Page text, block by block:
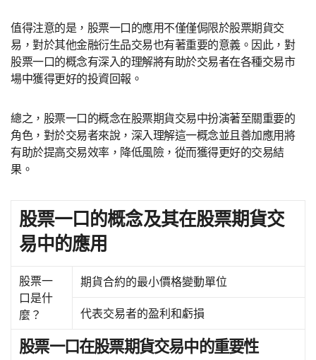
值得注意的是，股票一口的應用不僅僅侷限於股票期貨交
易，對於其他金融衍生品交易也有著重要的意義。因此，對
股票一口的概念有深入的理解將有助於交易者在各種交易市
場中獲得更好的投資回報。
總之，股票一口的概念在股票期貨交易中扮演著至關重要的
角色，對於交易者來說，深入理解這一概念並且善加應用將
有助於提高交易效率，降低風險，從而獲得更好的交易結
果。
股票一口的概念及其在股票期貨交
易中的應用
股票一
口是什
麼？
期貨合約的最小價格變動單位
代表交易者的盈利和虧損
股票一口在股票期貨交易中的重要性